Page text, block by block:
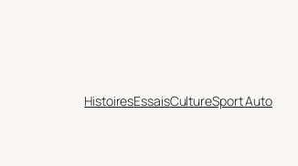
HistoiresEssaisCultureSport Auto